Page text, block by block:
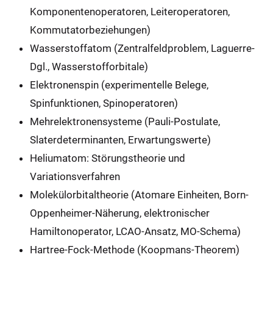
Komponentenoperatoren, Leiteroperatoren,
Kommutatorbeziehungen)
Wasserstoffatom (Zentralfeldproblem, Laguerre-
Dgl., Wasserstofforbitale)
Elektronenspin (experimentelle Belege,
Spinfunktionen, Spinoperatoren)
Mehrelektronensysteme (Pauli-Postulate,
Slaterdeterminanten, Erwartungswerte)
Heliumatom: Störungstheorie und
Variationsverfahren
Molekülorbitaltheorie (Atomare Einheiten, Born-
Oppenheimer-Näherung, elektronischer
Hamiltonoperator, LCAO-Ansatz, MO-Schema)
Hartree-Fock-Methode (Koopmans-Theorem)